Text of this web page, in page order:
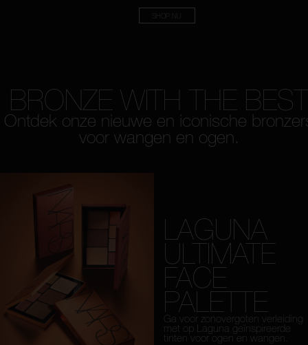
SHOP NU
BRONZE WITH THE BEST
Ontdek onze nieuwe en iconische
voor wangen en ogen.
LAGUNA
ULTIMATE
FACE
PALETTE
Ga voor zonovergoten verleiding
met op Laguna geïnspireerde
tinten voor ogen en wangen.